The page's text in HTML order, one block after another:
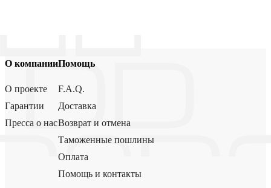
О компании
О проекте
Гарантии
Пресса о нас
Помощь
F.A.Q.
Доставка
Возврат и отмена
Таможенные пошлины
Оплата
Помощь и контакты